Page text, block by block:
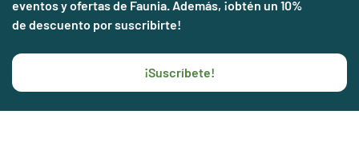
eventos y ofertas de Faunia. Además, ¡obtén un 10%
de descuento por suscribirte!
¡Suscríbete!